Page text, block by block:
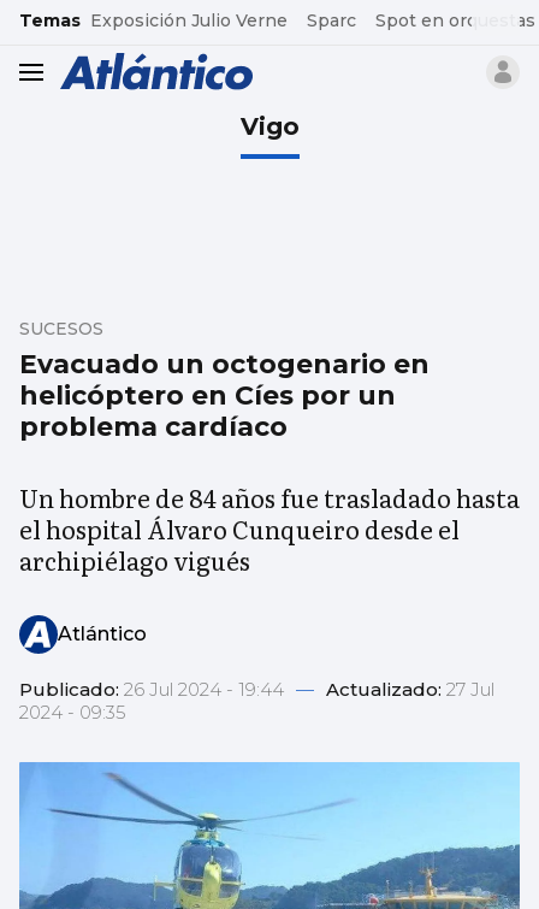
common.go-to-content
Temas Exposición Julio Verne Sparc Spot en orquestas
header.menu.open
Vigo
Evacuado un octogenario en
helicóptero en Cíes por un
problema cardíaco
SUCESOS
Un hombre de 84 años fue trasladado hasta
el hospital Álvaro Cunqueiro desde el
archipiélago vigués
Atlántico
Publicado: 26 Jul 2024 - 19:44 — Actualizado: 27 Jul
2024 - 09:35